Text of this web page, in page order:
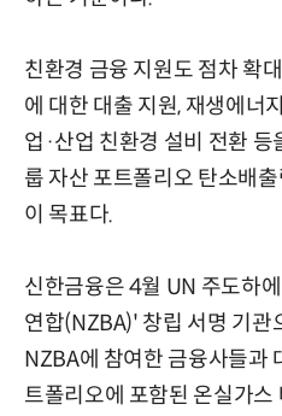
친환경 금융 지원도 점차 확
에 대한 대출 지원, 재생에너
업·산업 친환경 설비 전환
룹 자산 포트폴리오 탄소배
이 목표다.
신한금융은 4월 UN 주도하
연합(NZBA)' 창립 서명 기관
NZBA에 참여한 금융사들과
트폴리오에 포함된 온실가